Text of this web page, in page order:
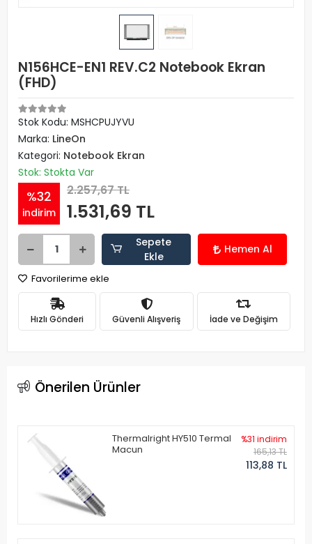
N156HCE-EN1 REV.C2 Notebook Ekran
(FHD)
Stok Kodu: MSHCPUJYVU
Marka: LineOn
Kategori: Notebook Ekran
Stok: Stokta Var
%32
indirim
2.257,67 TL
1.531,69 TL
Sepete
Ekle
Hemen Al
Favorilerime ekle
Hızlı Gönderi Güvenli Alışveriş İade ve Değişim
Önerilen Ürünler
Thermalright HY510 Termal
Macun
%31 indirim
165,13 TL
113,88 TL